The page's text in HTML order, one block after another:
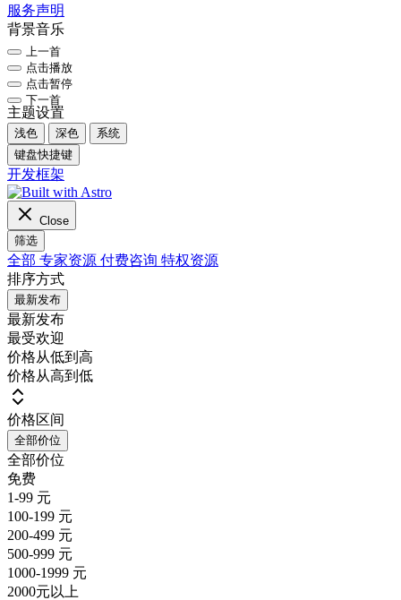
服务声明
背景音乐
上一首
点击播放
点击暂停
下一首
主题设置
浅色 深色
系统
键盘快捷键
开发框架
Close
筛选
全部 专家资源 付费咨询 特权资源
排序方式
最新发布
最新发布
最受欢迎
价格从低到高
价格从高到低
价格区间
全部价位
全部价位
免费
1-99 元
100-199 元
200-499 元
500-999 元
1000-1999 元
2000元以上